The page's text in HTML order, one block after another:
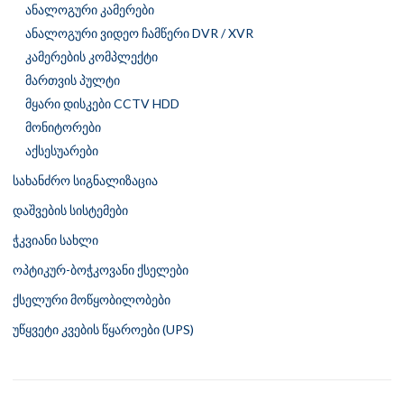
ანალოგური კამერები
ანალოგური ვიდეო ჩამწერი DVR / XVR
კამერების კომპლექტი
მართვის პულტი
მყარი დისკები CCTV HDD
მონიტორები
აქსესუარები
სახანძრო სიგნალიზაცია
დაშვების სისტემები
ჭკვიანი სახლი
ოპტიკურ-ბოჭკოვანი ქსელები
ქსელური მოწყობილობები
უწყვეტი კვების წყაროები (UPS)